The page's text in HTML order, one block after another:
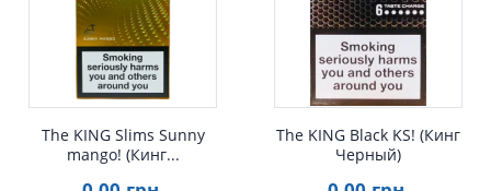
Быстрый просмотр
The KING Slims Sunny
mango! (Кинг...
Быстрый просмотр
The KING Black KS! (Кинг
Черный)